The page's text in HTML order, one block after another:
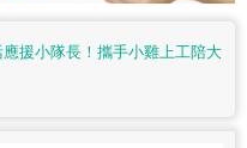
援小隊長！攜手小雞上工陪大